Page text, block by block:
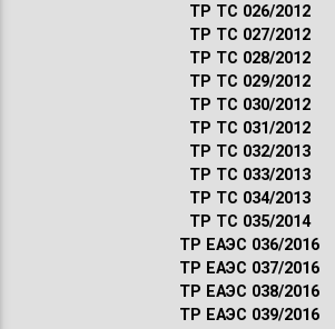
ТР ТС 026/2012
ТР ТС 027/2012
ТР ТС 028/2012
ТР ТС 029/2012
ТР ТС 030/2012
ТР ТС 031/2012
ТР ТС 032/2013
ТР ТС 033/2013
ТР ТС 034/2013
ТР ТС 035/2014
ТР ЕАЭС 036/2016
ТР ЕАЭС 037/2016
ТР ЕАЭС 038/2016
ТР ЕАЭС 039/2016